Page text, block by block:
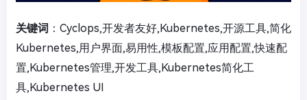
关键词 ：Cyclops,开发者友好,Kubernetes,开源工具,简化
Kubernetes,用户界面,易用性,模板配置,应用配置,快速配
置,Kubernetes管理,开发工具,Kubernetes简化工
具,Kubernetes UI